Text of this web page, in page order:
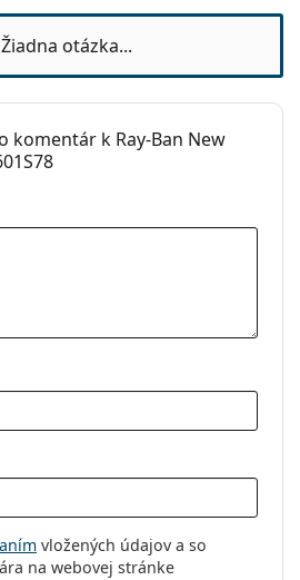
Žiadna otázka...
komentár k Ray-Ban New
vložených údajov a so
na webovej stránke